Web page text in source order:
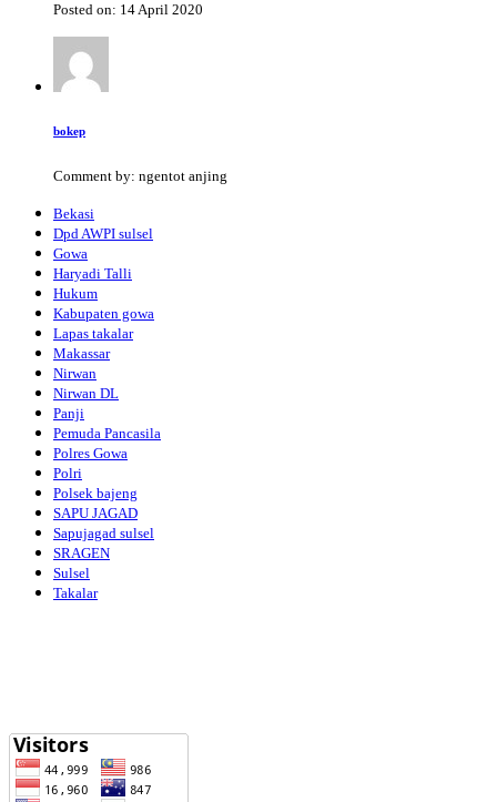
Posted on: 14 April 2020
bokep
Comment by: ngentot anjing
Bekasi
Dpd AWPI sulsel
Gowa
Haryadi Talli
Hukum
Kabupaten gowa
Lapas takalar
Makassar
Nirwan
Nirwan DL
Panji
Pemuda Pancasila
Polres Gowa
Polri
Polsek bajeng
SAPU JAGAD
Sapujagad sulsel
SRAGEN
Sulsel
Takalar